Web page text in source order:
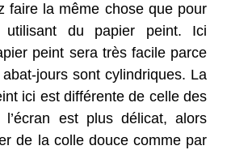
faire la même chose que pour
utilisant du papier peint. Ici
peint sera très facile parce
jours sont cylindriques. La
ici est différente de celle des
l’écran est plus délicat, alors
de la colle douce comme par